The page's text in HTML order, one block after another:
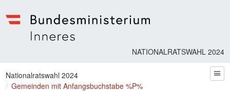
NATIONALRATSWAHL 2024
Sie befinden sich hier
Nationalratswahl 2024
Gemeinden mit Anfangsbuchstabe %P%